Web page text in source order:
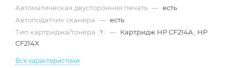
Автоматическая двусторонняя печать — есть
Автоподатчик сканера — есть
Тип картриджа/тонера
? — Картридж HP CF214A , HP
CF214X
Все характеристики